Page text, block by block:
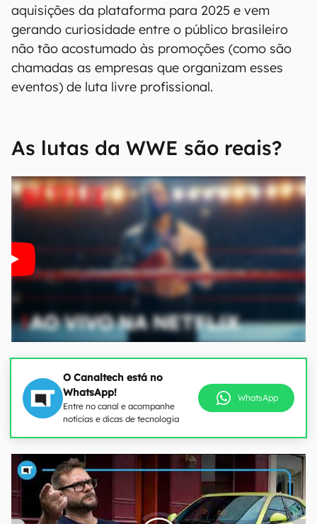
aquisições da plataforma para 2025 e vem
gerando curiosidade entre o público brasileiro
não tão acostumado às promoções (como são
chamadas as empresas que organizam esses
eventos) de luta livre profissional.
As lutas da WWE são reais?
O Canaltech está no
WhatsApp!
Entre no canal e acompanhe
notícias e dicas de tecnologia
WhatsApp